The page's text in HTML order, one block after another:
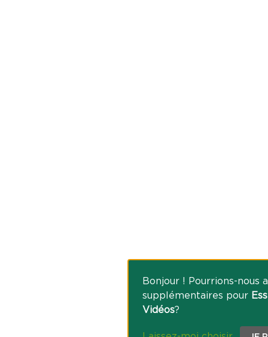
Bonjour ! Pourrions-nous
supplémentaires pour
Vidéos?